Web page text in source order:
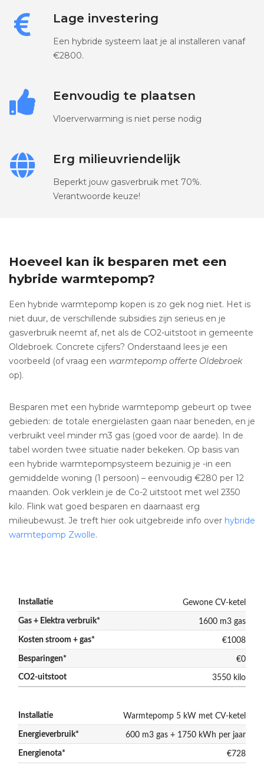
Lage investering
Een hybride systeem laat je al installeren vanaf
€2800.
Eenvoudig te plaatsen
Vloerverwarming is niet perse nodig
Erg milieuvriendelijk
Beperkt jouw gasverbruik met 70%.
Verantwoorde keuze!
Hoeveel kan ik besparen met een
hybride warmtepomp?
Een hybride warmtepomp kopen is zo gek nog niet. Het is
niet duur, de verschillende subsidies zijn serieus en je
gasverbruik neemt af, net als de CO2-uitstoot in gemeente
Oldebroek. Concrete cijfers? Onderstaand lees je een
voorbeeld (of vraag een warmtepomp offerte Oldebroek
op).
Besparen met een hybride warmtepomp gebeurt op twee
gebieden: de totale energielasten gaan naar beneden, en je
verbruikt veel minder m3 gas (goed voor de aarde). In de
tabel worden twee situatie nader bekeken. Op basis van
een hybride warmtepompsysteem bezuinig je -in een
gemiddelde woning (1 persoon) – eenvoudig €280 per 12
maanden. Ook verklein je de Co-2 uitstoot met wel 2350
kilo. Flink wat goed besparen en daarnaast erg
milieubewust. Je treft hier ook uitgebreide info over hybride
warmtepomp Zwolle.
Gewone CV-ketel
1600 m3 gas
€1008
€0
3550 kilo
Warmtepomp 5 kW met CV-ketel
600 m3 gas + 1750 kWh per jaar
€728